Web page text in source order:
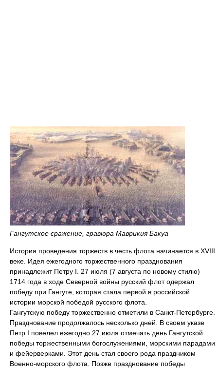
Гангутское сражение, гравюра Маврикия Бакуа
История проведения торжеств в честь флота начинается в XVIII
веке. Идея ежегодного торжественного празднования
принадлежит Петру I. 27 июля (7 августа по новому стилю)
1714 года в ходе Северной войны русский флот одержал
победу при Гангуте, которая стала первой в российской
истории морской победой русского флота.
Гангутскую победу торжественно отметили в Санкт-Петербурге.
Празднование продолжалось несколько дней. В своем указе
Петр I повелел ежегодно 27 июля отмечать день Гангутской
победы торжественными богослужениями, морскими парадами
и фейерверками. Этот день стал своего рода праздником
Военно-морского флота. Позже празднование победы